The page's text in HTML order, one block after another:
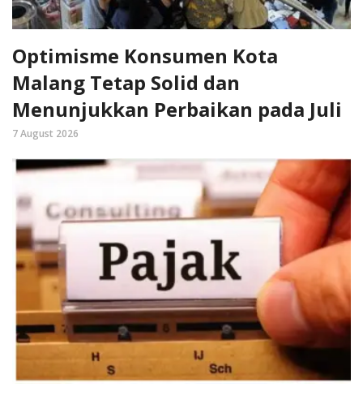
Optimisme Konsumen Kota
Malang Tetap Solid dan
Menunjukkan Perbaikan pada Juli
7 August 2026